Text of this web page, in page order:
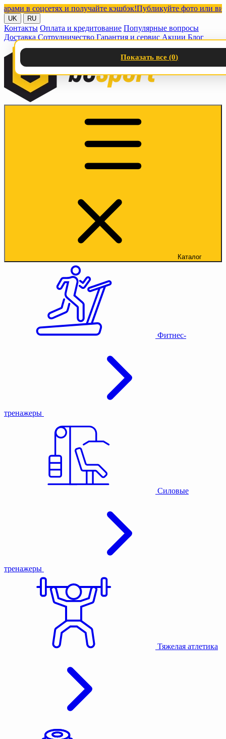
соцсетях и получайте кэшбэк!Публикуйте фото или видео с
UK RU
Контакты Оплата и кредитование Популярные вопросы
Доставка Сотрудничество Гарантия и сервис Акции Блог
Каталог
Фитнес-
тренажеры
Силовые
тренажеры
Тяжелая атлетика
Показать все (0)